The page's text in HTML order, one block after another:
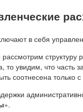
структуру
то увидим, что часть
соотнесена только
».